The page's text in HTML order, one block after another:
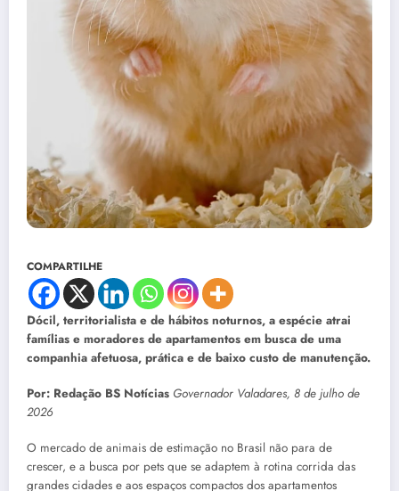
COMPARTILHE
Dócil, territorialista e de hábitos noturnos, a espécie atrai
famílias e moradores de apartamentos em busca de uma
companhia afetuosa, prática e de baixo custo de manutenção.
Por: Redação BS Notícias Governador Valadares, 8 de julho de
2026
O mercado de animais de estimação no Brasil não para de
crescer, e a busca por pets que se adaptem à rotina corrida das
grandes cidades e aos espaços compactos dos apartamentos